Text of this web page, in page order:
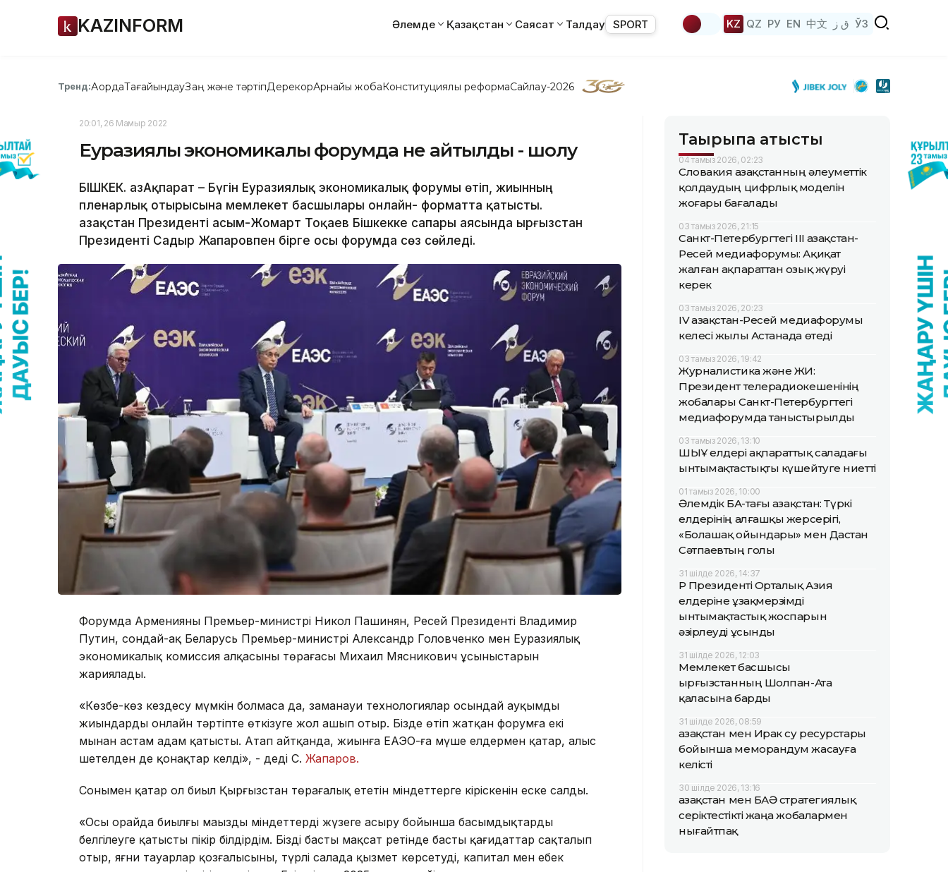
KAZINFORM Әлемде Қазақстан Саясат Талдау SPORT KZ QZ РУ EN 中文 ق ز ЎЗ
Тренд:АқордаТағайындауЗаң және тәртіпДерекқорАрнайы жобаКонституциялық реформаСайлау-2026
20:01, 26 Мамыр 2022
Еуразиялық экономикалық форумда не айтылды - шолу
БІШКЕК. ҚазАқпарат – Бүгін Еуразиялық экономикалық форумы өтіп, жиынның
пленарлық отырысына мемлекет басшылары онлайн- форматта қатысты.
Қазақстан Президенті Қасым-Жомарт Тоқаев Бішкекке сапары аясында Қырғызстан
Президенті Садыр Жапаровпен бірге осы форумда сөз сөйледі.
Форумда Арменияның Премьер-министрі Никол Пашинян, Ресей Президенті Владимир
Путин, сондай-ақ Беларусь Премьер-министрі Александр Головченко мен Еуразиялық
экономикалық комиссия алқасының төрағасы Михаил Мясникович ұсыныстарын
жариялады.
«Көзбе-көз кездесу мүмкін болмаса да, заманауи технологиялар осындай ауқымды
жиындарды онлайн тәртіпте өткізуге жол ашып отыр. Бізде өтіп жатқан форумға екі
мыңнан астам адам қатысты. Атап айтқанда, жиынға ЕАЭО-ға мүше елдермен қатар, алыс
шетелден де қонақтар келді», - деді С. Жапаров.
Сонымен қатар ол биыл Қырғызстан төрағалық ететін міндеттерге кіріскенін еске салды.
«Осы орайда биылғы маңызды міндеттерді жүзеге асыру бойынша басымдықтарды
белгілеуге қатысты пікір білдірдім. Біздің басты мақсат ретінде басты қағидаттар сақталып
отыр, яғни тауарлар қозғалысының, түрлі салада қызмет көрсетудің, капитал мен еңбек
Тақырыпқа қатысты
04 тамыз 2026, 02:23
Словакия Қазақстанның әлеуметтік
қолдаудың цифрлық моделін
жоғары бағалады
03 тамыз 2026, 21:15
Санкт-Петербургтегі III Қазақстан-
Ресей медиафорумы: Ақиқат
жалған ақпараттан озық жүруі
керек
03 тамыз 2026, 20:23
IV Қазақстан-Ресей медиафорумы
келесі жылы Астанада өтеді
03 тамыз 2026, 19:42
Журналистика және ЖИ:
Президент телерадиокешенінің
жобалары Санкт-Петербургтегі
медиафорумда таныстырылды
03 тамыз 2026, 13:10
ШЫҰ елдері ақпараттық саладағы
ынтымақтастықты күшейтуге ниетті
01 тамыз 2026, 10:00
Әлемдік БАҚ-тағы Қазақстан: Түркі
елдерінің алғашқы жерсерігі,
«Болашақ ойындары» мен Дастан
Сәтпаевтың голы
31 шілде 2026, 14:37
ҚР Президенті Орталық Азия
елдеріне ұзақмерзімді
ынтымақтастық жоспарын
әзірлеуді ұсынды
31 шілде 2026, 12:03
Мемлекет басшысы
Қырғызстанның Шолпан-Ата
қаласына барды
31 шілде 2026, 08:59
Қазақстан мен Ирак су ресурстары
бойынша меморандум жасауға
келісті
30 шілде 2026, 13:16
Қазақстан мен БАӘ стратегиялық
серіктестікті жаңа жобалармен
нығайтпақ